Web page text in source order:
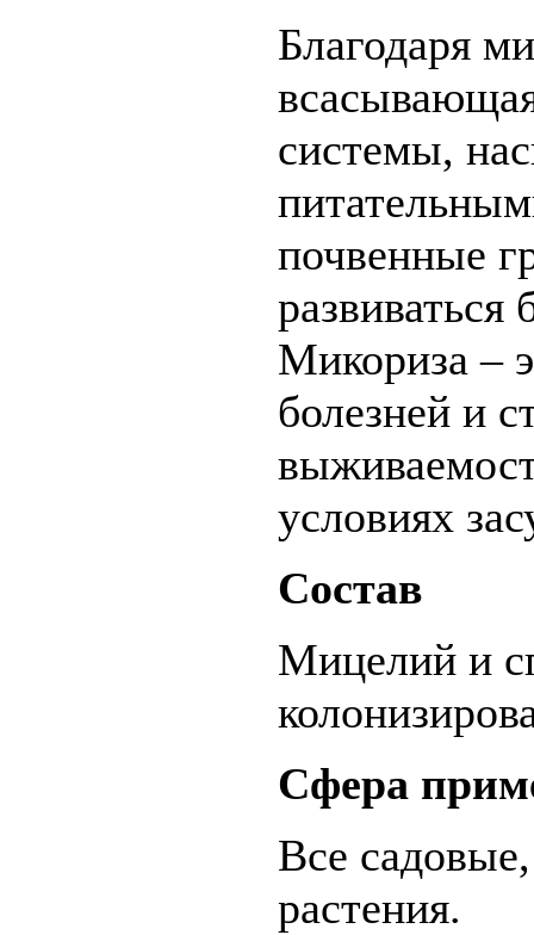
Благодаря
системы,
почвенные
Микориза –
болезней и
условиях
Состав
Мицелий и
Сфера
Все
растения.